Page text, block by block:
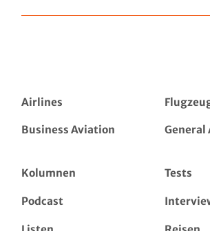
Airlines
Business Aviation General
Kolumnen Tests
Podcast